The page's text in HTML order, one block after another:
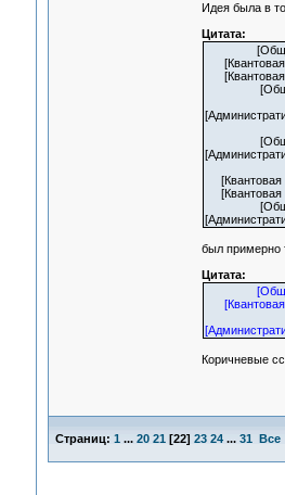
Идея была в
Цитата:
[Общий
[Квантовая
[Квантовая
[Общий
[Физика]
[Физика]
[Общий
[Физика]
[Квантовая
[Квантовая
[Общий
был примерно
Цитата:
Коричневые
Страниц: 1 ... 20 21 [22] 23 24 ... 31 Все